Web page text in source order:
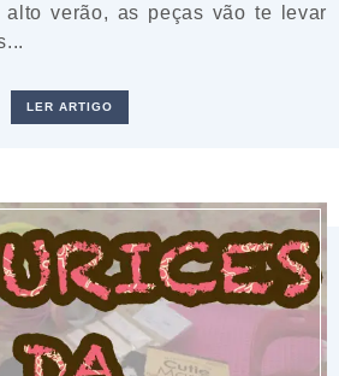
verão, as peças vão te levar
LER ARTIGO